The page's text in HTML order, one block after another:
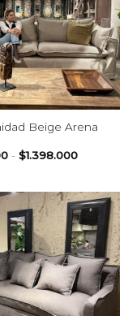
Beige Arena
- $1.398.000Rango
hasta